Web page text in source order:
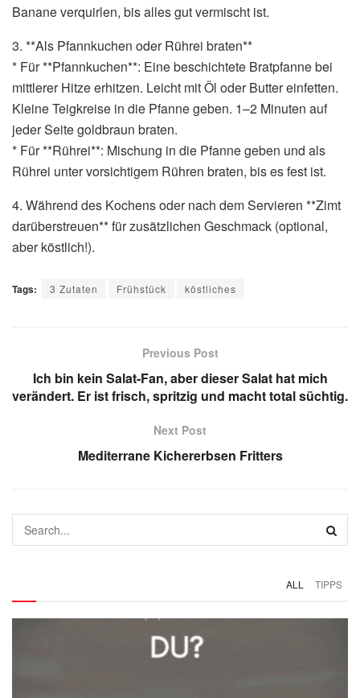
Banane verquirlen, bis alles gut vermischt ist.
3. **Als Pfannkuchen oder Rührei braten**
* Für **Pfannkuchen**: Eine beschichtete Bratpfanne bei
mittlerer Hitze erhitzen. Leicht mit Öl oder Butter einfetten.
Kleine Teigkreise in die Pfanne geben. 1–2 Minuten auf
jeder Seite goldbraun braten.
* Für **Rührei**: Mischung in die Pfanne geben und als
Rührei unter vorsichtigem Rühren braten, bis es fest ist.
4. Während des Kochens oder nach dem Servieren **Zimt
darüberstreuen** für zusätzlichen Geschmack (optional,
aber köstlich!).
Tags: 3 Zutaten Frühstück köstliches
Previous Post
Ich bin kein Salat-Fan, aber dieser Salat hat mich
verändert. Er ist frisch, spritzig und macht total süchtig.
Next Post
Mediterrane Kichererbsen Fritters
ALL TIPPS